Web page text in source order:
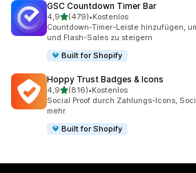
GSC Countdown Timer Bar
4,9von 5 Sternen
(479)
479 Rezensionen insgesamt
•Kostenlos
Countdown-Timer-Leiste hinzufügen,
und Flash-Sales zu steigern
Built for Shopify
Hoppy Trust Badges & Icons
4,9von 5 Sternen
(816)
816 Rezensionen insgesamt
•Kostenlos
Social Proof durch Zahlungs-Icons,
mehr
Built for Shopify